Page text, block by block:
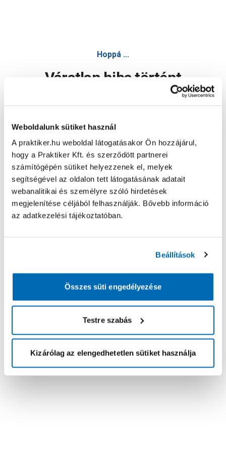
Weboldalunk sütiket használ
A praktiker.hu weboldal látogatásakor Ön hozzájárul,
hogy a Praktiker Kft. és szerződött partnerei
számítógépén sütiket helyezzenek el, melyek
segítségével az oldalon tett látogatásának adatait
webanalitikai és személyre szóló hirdetések
megjelenítése céljából felhasználják. Bővebb információ
az adatkezelési tájékoztatóban.
Beállítások
Összes süti engedélyezése
Testre szabás
Kizárólag az elengedhetetlen sütiket használja
Hoppá ...
Váratlan hiba történt
Oldal újratöltése